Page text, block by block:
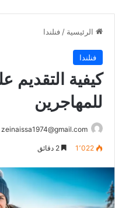
الرئيسية / فنلندا
فنلندا
كيفية التقديم
للمهاجرين
zeinaissa1974@gmail.com
1٬022